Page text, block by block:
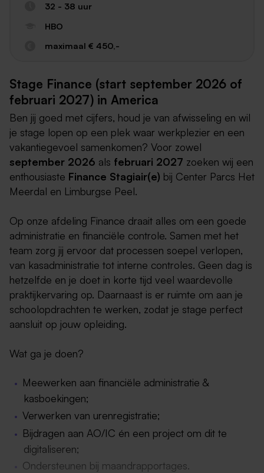
32 - 38 uur
HBO
maximaal € 450,-
Stage Finance (start september 2026 of
februari 2027) in America
Ben jij goed met cijfers, houd je van afwisseling en wil
je stage lopen op een plek waar werkplezier en een
vakantiegevoel samenkomen? Voor zowel
september 2026 als februari 2027 zoeken wij een
enthousiaste Finance Stagiair(e) bij Center Parcs Het
Meerdal en Limburgse Peel.
Op onze afdeling Finance draait alles om een goede
administratie en financiële controle. Samen met het
team zorg jij ervoor dat processen soepel verlopen,
van kasadministratie tot interne controles. Geen dag is
hetzelfde en je doet in korte tijd veel waardevolle
praktijkervaring op. Daarnaast is er ruimte om aan je
schoolopdrachten te werken, zodat je stage perfect
aansluit op jouw opleiding.
Wat ga je doen?
Meewerken aan financiële administratie &
kasboekingen;
Verwerken van urenregistratie;
Bijdragen aan AO/IC én een project om dit te
digitaliseren;
Ondersteunen bij maandrapportages.